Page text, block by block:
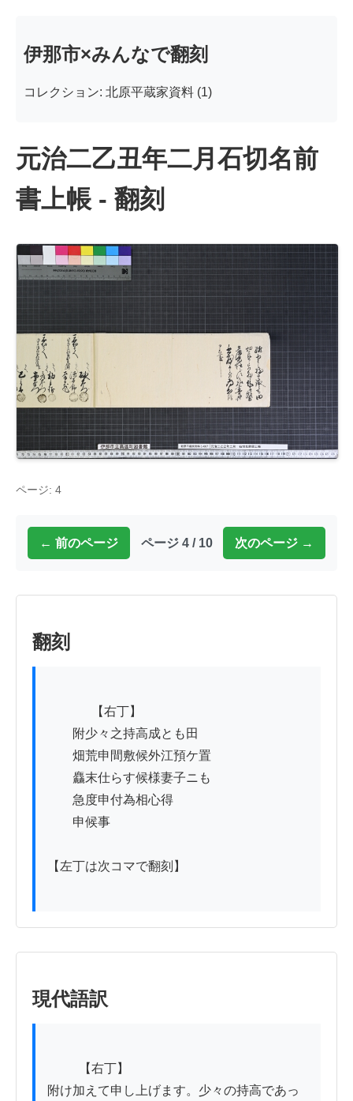
伊那市×みんなで翻刻
コレクション: 北原平蔵家資料 (1)
元治二乙丑年二月石切名前
書上帳 - 翻刻
ページ: 4
← 前のページ ページ 4 / 10 次のページ →
翻刻
附少々之持高成とも田
畑荒申間敷候外江預ケ置
麤末仕らす候様妻子ニも
急度申付為相心得
申候事
【左丁は次コマで翻刻】
現代語訳
附け加えて申し上げます。少々の持高であっ